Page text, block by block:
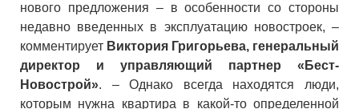
нового предложения – в особенности со стороны
недавно введенных в эксплуатацию новостроек, –
комментирует Виктория Григорьева, генеральный
директор и управляющий партнер «Бест-
Новострой». – Однако всегда находятся люди,
которым нужна квартира в какой-то определенной